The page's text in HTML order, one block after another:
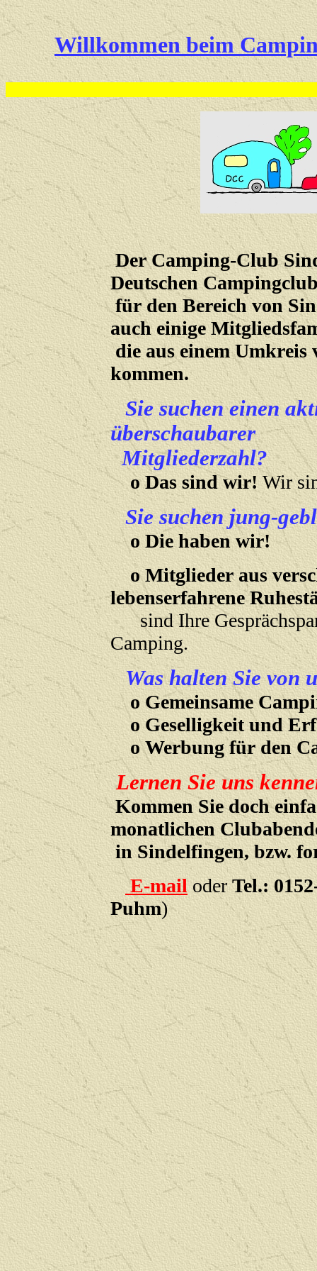
Willkommen beim
Der Camping-Club
Deutschen
für den Bereich von
auch einige
die aus einem Umkreis
kommen.
Sie suchen einen
überschaubarer
Mitgliederzahl?
oDas sind wir!Wir
Sie suchen jung-
oDie haben wir!
o Mitglieder aus
lebenserfahrene
sind Ihre
Camping.
Was halten Sie von
o Gemeinsame
o Geselligkeit und
o Werbung für den
Lernen Sie uns
Kommen Sie doch
monatlichen
in Sindelfingen, bzw.
E-mail oderTel.:
Puhm)